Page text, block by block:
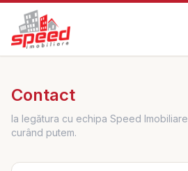
Contact
Ia legătura cu echipa Speed Imobiliare
curând putem.